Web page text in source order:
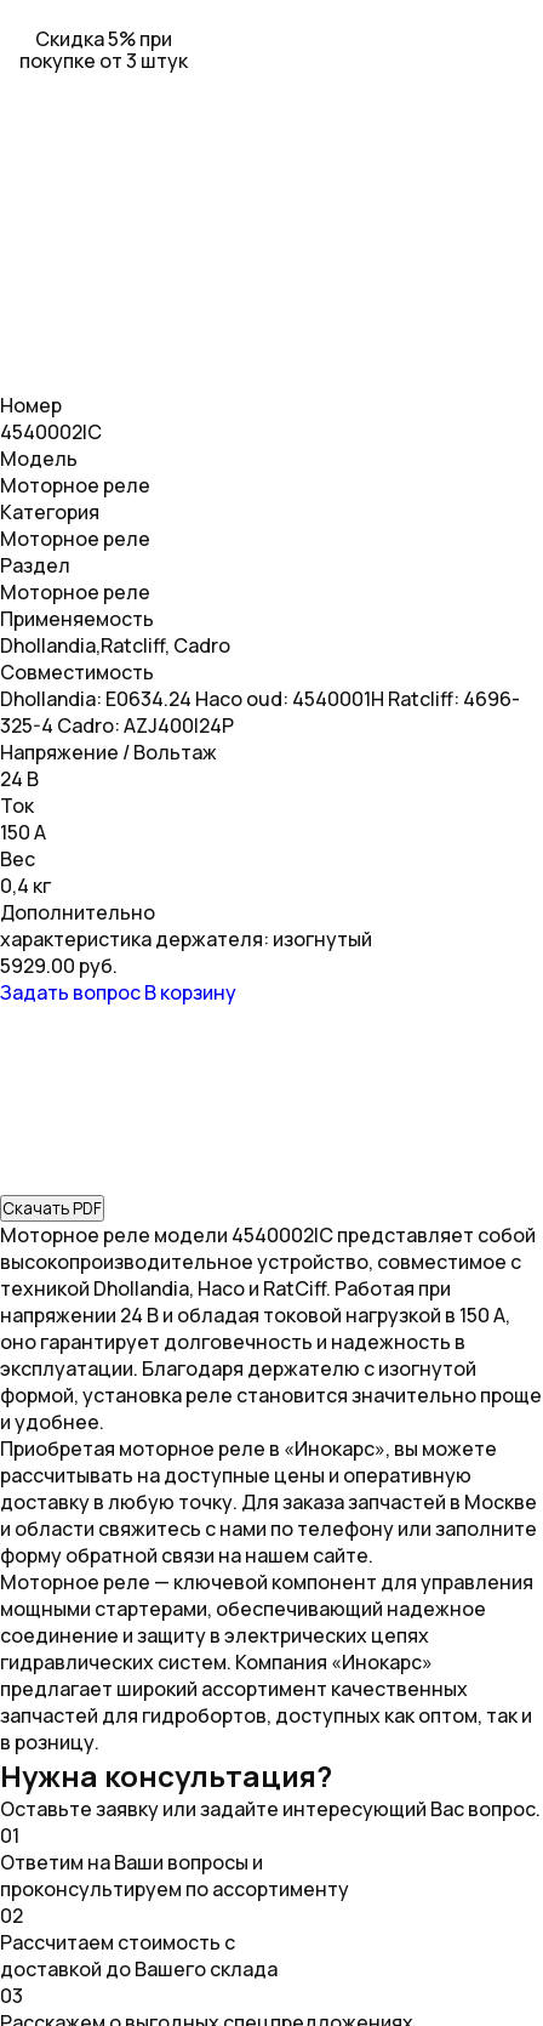
Скидка 5% при
покупке от 3 штук
Номер
4540002IC
Модель
Моторное реле
Категория
Моторное реле
Раздел
Моторное реле
Применяемость
Dhollandia,Ratcliff, Cadro
Совместимость
Dhollandia: E0634.24 Haco oud: 4540001H Ratcliff: 4696-
325-4 Cadro: AZJ400I24P
Напряжение / Вольтаж
24 В
Ток
150 A
Вес
0,4 кг
Дополнительно
характеристика держателя: изогнутый
5929.00 руб.
Задать вопросВ корзину
Скачать PDF
Моторное реле модели 4540002IC представляет собой
высокопроизводительное устройство, совместимое с
техникой Dhollandia, Haco и RatCiff. Работая при
напряжении 24 В и обладая токовой нагрузкой в 150 А,
оно гарантирует долговечность и надежность в
эксплуатации. Благодаря держателю с изогнутой
формой, установка реле становится значительно проще
и удобнее.
Приобретая моторное реле в «Инокарс», вы можете
рассчитывать на доступные цены и оперативную
доставку в любую точку. Для заказа запчастей в Москве
и области свяжитесь с нами по телефону или заполните
форму обратной связи на нашем сайте.
Моторное реле — ключевой компонент для управления
мощными стартерами, обеспечивающий надежное
соединение и защиту в электрических цепях
гидравлических систем. Компания «Инокарс»
предлагает широкий ассортимент качественных
запчастей для гидробортов, доступных как оптом, так и
в розницу.
Нужна консультация?
Оставьте заявку или задайте интересующий Вас вопрос.
01
Ответим на Ваши вопросы и
проконсультируем по ассортименту
02
Рассчитаем стоимость с
доставкой до Вашего склада
03